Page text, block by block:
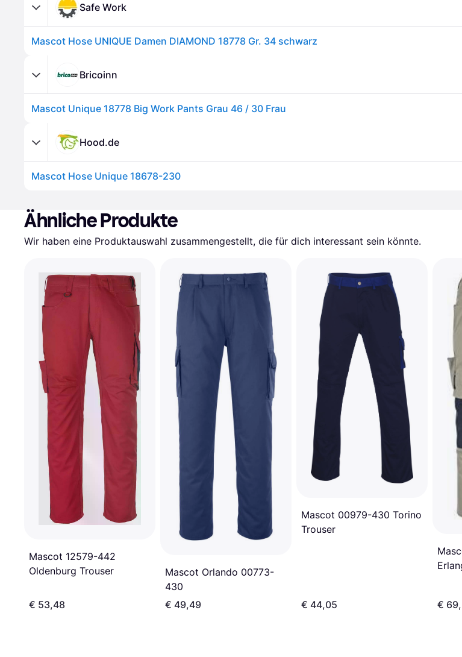
Safe Work
Mascot Hose UNIQUE Damen DIAMOND 18778 Gr. 34 schwarz
Bricoinn
Mascot Unique 18778 Big Work Pants Grau 46 / 30 Frau
Hood.de
Mascot Hose Unique 18678-230
Ähnliche Produkte
Wir haben eine Produktauswahl zusammengestellt, die für dich interessant sein könnte.
Mascot 12579-442
Oldenburg Trouser
€ 53,48
Mascot Orlando 00773-
430
€ 49,49
Mascot 00979-430 Torino
Trouser
€ 44,05 €